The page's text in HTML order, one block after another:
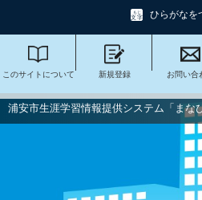
ひらがなを
このサイトについて 新規登録 お問い合
浦安市生涯学習情報提供システム「まな